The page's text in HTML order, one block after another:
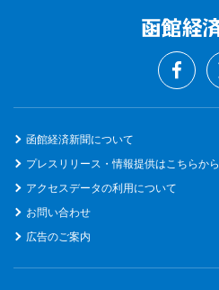
函館経済新聞について
プレスリリース・情報提供はこちらから
アクセスデータの利用について
お問い合わせ
広告のご案内